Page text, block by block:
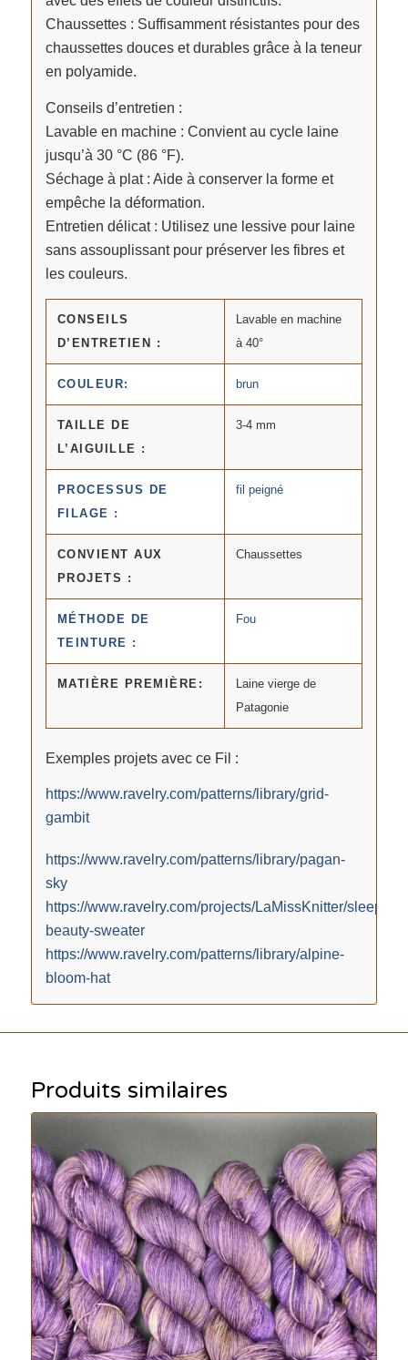
Chaussettes : Suffisamment résistantes pour des
chaussettes douces et durables grâce à la teneur
en polyamide.
Conseils d’entretien :
Lavable en machine : Convient au cycle laine
jusqu’à 30 °C (86 °F).
Séchage à plat : Aide à conserver la forme et
empêche la déformation.
Entretien délicat : Utilisez une lessive pour laine
sans assouplissant pour préserver les fibres et
les couleurs.
CONSEILS
D’ENTRETIEN :
Lavable en machine
à 40°
COULEUR: brun
TAILLE DE
L’AIGUILLE :
3-4 mm
PROCESSUS DE
FILAGE :
fil peigné
CONVIENT AUX
PROJETS :
Chaussettes
MÉTHODE DE
TEINTURE :
Fou
MATIÈRE PREMIÈRE:
Laine vierge de
Patagonie
Exemples projets avec ce Fil :
https://www.ravelry.com/patterns/library/grid-
gambit
https://www.ravelry.com/patterns/library/pagan-
sky
https://www.ravelry.com/projects/LaMissKnitter/sleeping-
beauty-sweater
https://www.ravelry.com/patterns/library/alpine-
bloom-hat
Produits similaires